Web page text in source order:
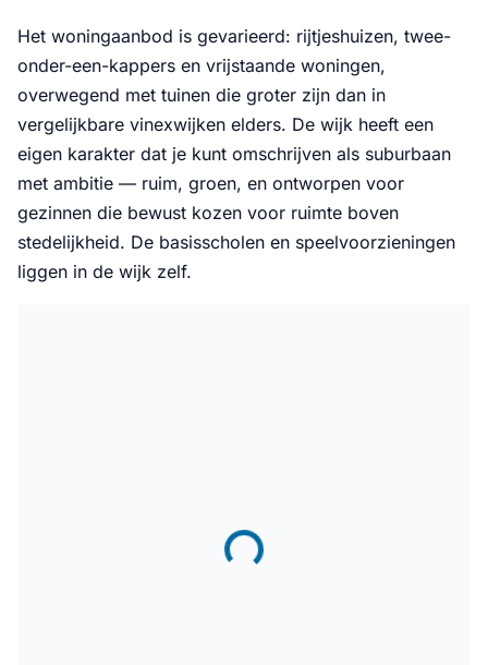
Het woningaanbod is gevarieerd: rijtjeshuizen, twee-
onder-een-kappers en vrijstaande woningen,
overwegend met tuinen die groter zijn dan in
vergelijkbare vinexwijken elders. De wijk heeft een
eigen karakter dat je kunt omschrijven als suburbaan
met ambitie — ruim, groen, en ontworpen voor
gezinnen die bewust kozen voor ruimte boven
stedelijkheid. De basisscholen en speelvoorzieningen
liggen in de wijk zelf.